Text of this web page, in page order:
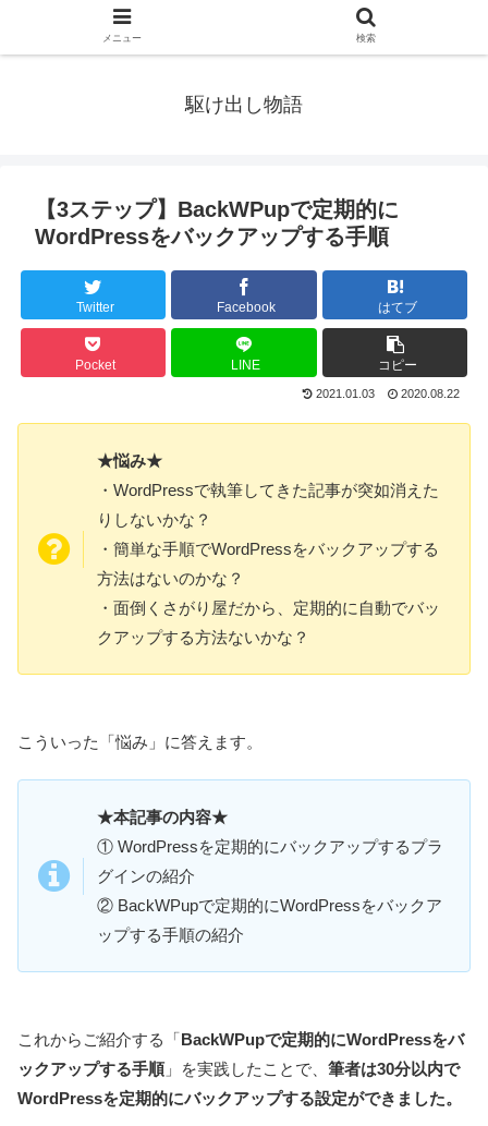
駆け出し物語
【3ステップ】BackWPupで定期的に
WordPressをバックアップする手順
Twitter Facebook はてブ
Pocket LINE コピー
2021.01.03 2020.08.22
★悩み★
・WordPressで執筆してきた記事が突如消えた
りしないかな？
・簡単な手順でWordPressをバックアップする
方法はないのかな？
・面倒くさがり屋だから、定期的に自動でバッ
クアップする方法ないかな？
こういった「悩み」に答えます。
★本記事の内容★
① WordPressを定期的にバックアップするプラ
グインの紹介
② BackWPupで定期的にWordPressをバックア
ップする手順の紹介
これからご紹介する「BackWPupで定期的にWordPressをバ
ックアップする手順」を実践したことで、 筆者は30分以内で
WordPressを定期的にバックアップする設定ができました。
メニュー 検索